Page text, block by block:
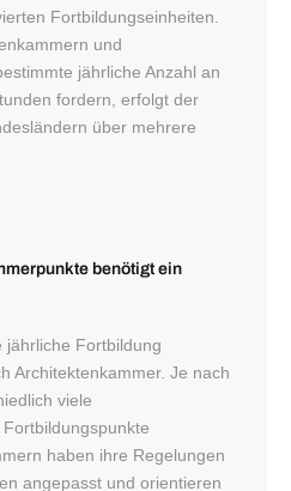
Fortbildungseinheiten.
und
jährliche Anzahl an
fordern, erfolgt der
über mehrere
benötigt ein
jährliche Fortbildung
Architektenkammer. Je nach
viele
haben ihre Regelungen
angepasst und orientieren